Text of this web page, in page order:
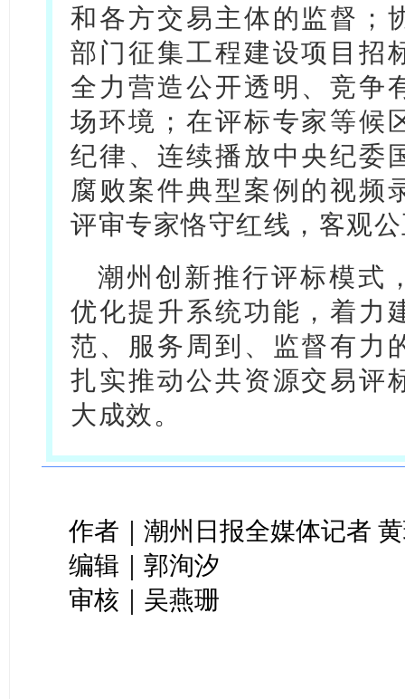
和各方交易主体的监督；
部门征集工程建设项目招
全力营造公开透明、竞争
场环境；在评标专家等候
纪律、连续播放中央纪委
腐败案件典型案例的视频
评审专家恪守红线，客观
潮州创新推行评标模式
优化提升系统功能，着力
范、服务周到、监督有力
扎实推动公共资源交易评
大成效。
作者｜潮州日报全媒体记者
编辑｜郭洵汐
审核｜吴燕珊